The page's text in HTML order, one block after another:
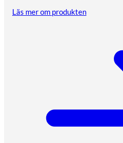
Läs mer om produkten